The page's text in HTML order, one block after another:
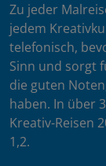
Zu jeder
jedem
telefonisch,
Sinn und sorgt
die guten
haben. In über
Kreativ-Reisen
1,2.